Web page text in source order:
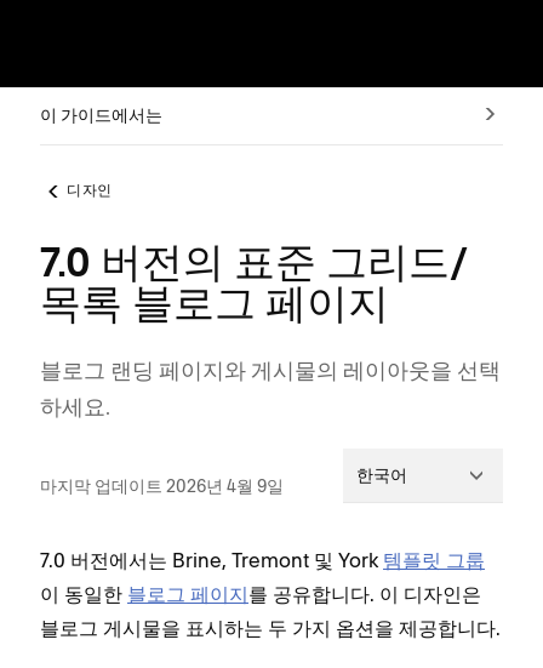
이 가이드에서는
디자인
7.0 버전의 표준 그리드/
목록 블로그 페이지
블로그 랜딩 페이지와 게시물의 레이아웃을 선택
하세요.
마지막 업데이트 2026년 4월 9일 한국어
7.0 버전에서는 Brine, Tremont 및 York 템플릿 그룹
이 동일한 블로그 페이지를 공유합니다. 이 디자인은
블로그 게시물을 표시하는 두 가지 옵션을 제공합니다.